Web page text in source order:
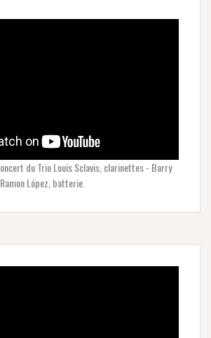
du Trio Louis Sclavis, clarinettes - Barry
López, batterie.